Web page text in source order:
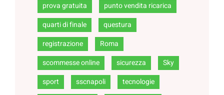
prova gratuita
punto vendita ricarica
quarti di finale
questura
registrazione
Roma
scommesse online
sicurezza
Sky
sport
sscnapoli
tecnologie